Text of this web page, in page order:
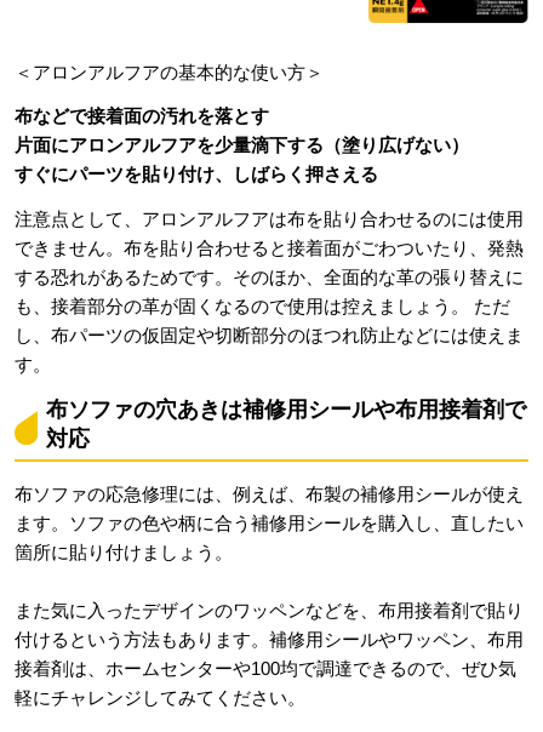
＜アロンアルフアの基本的な使い方＞
布などで接着面の汚れを落とす
片面にアロンアルフアを少量滴下する（塗り広げない）
すぐにパーツを貼り付け、しばらく押さえる
注意点として、アロンアルフアは布を貼り合わせるのには使用
できません。布を貼り合わせると接着面がごわついたり、発熱
する恐れがあるためです。そのほか、全面的な革の張り替えに
も、接着部分の革が固くなるので使用は控えましょう。 ただ
し、布パーツの仮固定や切断部分のほつれ防止などには使えま
す。
布ソファの穴あきは補修用シールや布用接着剤で
対応
布ソファの応急修理には、例えば、布製の補修用シールが使え
ます。ソファの色や柄に合う補修用シールを購入し、直したい
箇所に貼り付けましょう。
また気に入ったデザインのワッペンなどを、布用接着剤で貼り
付けるという方法もあります。補修用シールやワッペン、布用
接着剤は、ホームセンターや100均で調達できるので、ぜひ気
軽にチャレンジしてみてください。